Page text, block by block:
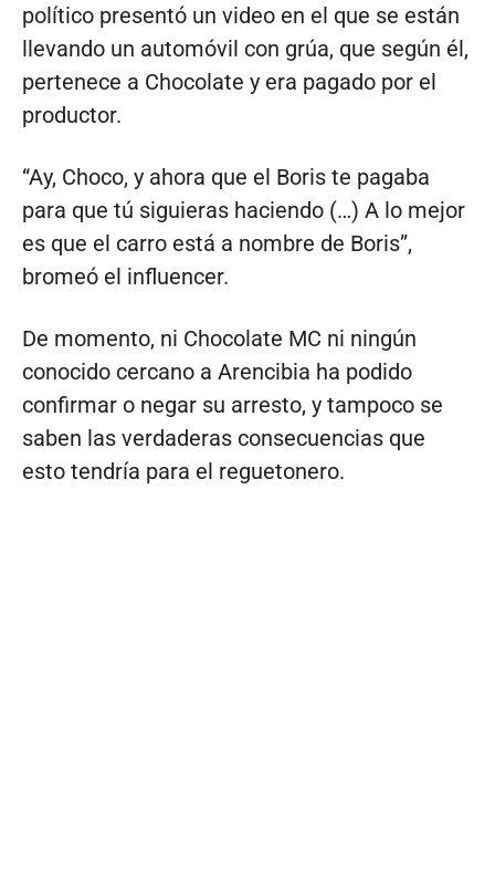
político presentó un video en el que se están
llevando un automóvil con grúa, que según él,
pertenece a Chocolate y era pagado por el
productor.
“Ay, Choco, y ahora que el Boris te pagaba
para que tú siguieras haciendo (…) A lo mejor
es que el carro está a nombre de Boris”,
bromeó el influencer.
De momento, ni Chocolate MC ni ningún
conocido cercano a Arencibia ha podido
confirmar o negar su arresto, y tampoco se
saben las verdaderas consecuencias que
esto tendría para el reguetonero.